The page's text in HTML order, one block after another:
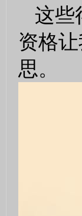
这些
资格
思。